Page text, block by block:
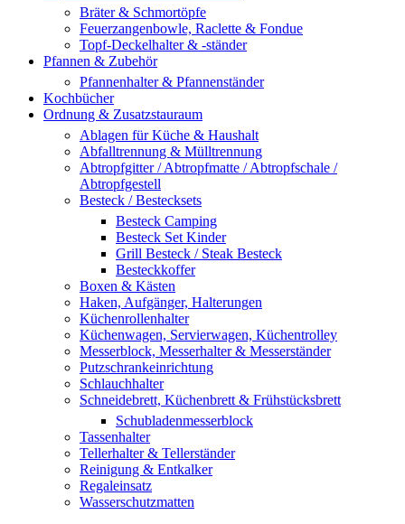
Bräter & Schmortöpfe
Feuerzangenbowle, Raclette & Fondue
Topf-Deckelhalter & -ständer
Pfannen & Zubehör
Pfannenhalter & Pfannenständer
Kochbücher
Ordnung & Zusatzstauraum
Ablagen für Küche & Haushalt
Abfalltrennung & Mülltrennung
Abtropfgitter / Abtropfmatte / Abtropfschale /
Abtropfgestell
Besteck / Bestecksets
Besteck Camping
Besteck Set Kinder
Grill Besteck / Steak Besteck
Besteckkoffer
Boxen & Kästen
Haken, Aufgänger, Halterungen
Küchenrollenhalter
Küchenwagen, Servierwagen, Küchentrolley
Messerblock, Messerhalter & Messerständer
Putzschrankeinrichtung
Schlauchhalter
Schneidebrett, Küchenbrett & Frühstücksbrett
Schubladenmesserblock
Tassenhalter
Tellerhalter & Tellerständer
Reinigung & Entkalker
Regaleinsatz
Wasserschutzmatten